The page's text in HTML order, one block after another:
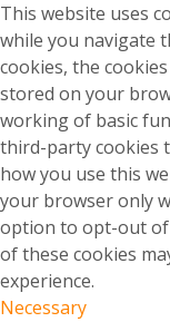
This website uses
while you navigate
cookies, the
stored on your
working of basic
third-party cookies
how you use this
your browser only
option to opt-out of
of these cookies
experience.
Necessary